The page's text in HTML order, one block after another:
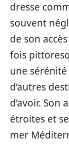
dresse
souvent
de son
fois
une
d’autres
d’avoir.
étroites et
mer